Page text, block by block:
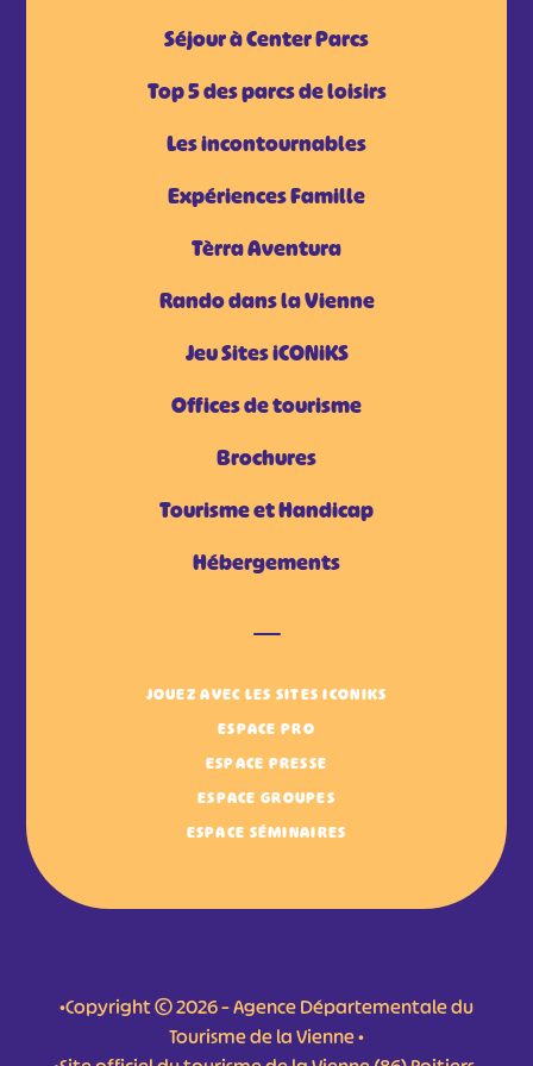
Séjour à Center Parcs
Top 5 des parcs de loisirs
Les incontournables
Expériences Famille
Tèrra Aventura
Rando dans la Vienne
Jeu Sites iCONiKS
Offices de tourisme
Brochures
Tourisme et Handicap
Hébergements
JOUEZ AVEC LES SITES ICONIKS
ESPACE PRO
ESPACE PRESSE
ESPACE GROUPES
ESPACE SÉMINAIRES
•Copyright © 2026 – Agence Départementale du
Tourisme de la Vienne •